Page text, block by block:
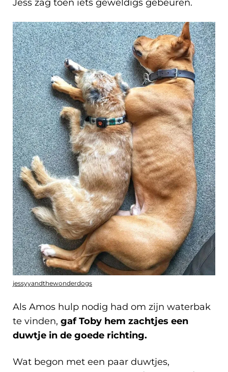
Jess zag toen iets geweldigs gebeuren.
jessyyandthewonderdogs
Als Amos hulp nodig had om zijn waterbak
te vinden, gaf Toby hem zachtjes een
duwtje in de goede richting.
Wat begon met een paar duwtjes,